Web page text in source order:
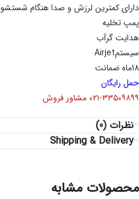
دارای کمترین لرزش و صدا هنگام شستشو
پمپ تخلیه
هدایت گرآب
سیستمAirjet
18ماه ضمانت
حمل رایگان
۰۲۱-۳۳۵۰۹۸۹۹ مشاور فروش
نظرات (0)
Shipping & Delivery
محصولات مشابه